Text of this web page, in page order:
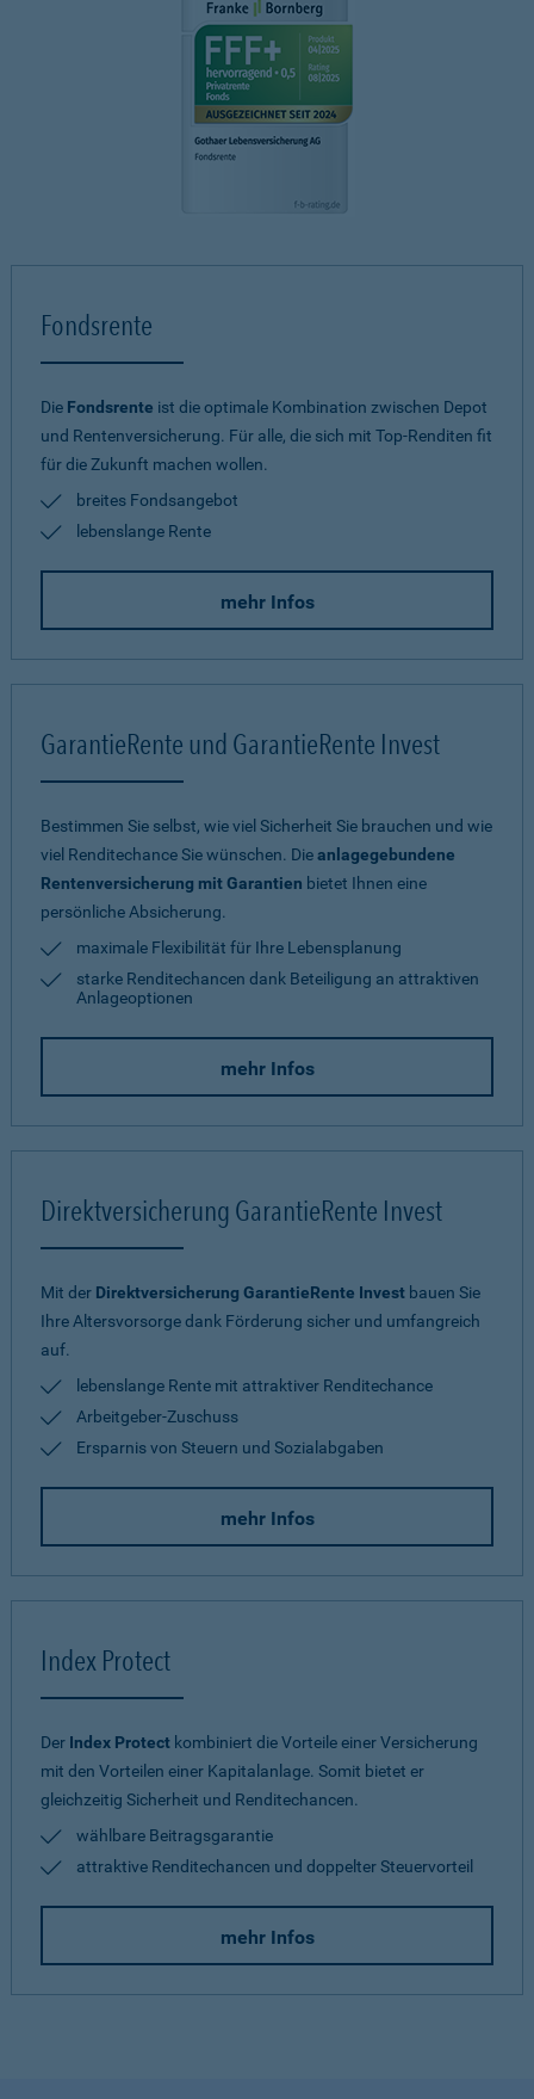
Fondsrente
Die Fondsrente ist die optimale Kombination zwischen Depot
und Rentenversicherung. Für alle, die sich mit Top-Renditen fit
für die Zukunft machen wollen.
breites Fondsangebot
lebenslange Rente
mehr Infos
GarantieRente und GarantieRente Invest
Bestimmen Sie selbst, wie viel Sicherheit Sie brauchen und wie
viel Renditechance Sie wünschen. Dieanlagegebundene
Rentenversicherung mit Garantien bietet Ihnen eine
persönliche Absicherung.
maximale Flexibilität für Ihre Lebensplanung
starke Renditechancen dank Beteiligung an attraktiven
Anlageoptionen
mehr Infos
Direktversicherung GarantieRente Invest
Mit der Direktversicherung GarantieRente Invest bauen Sie
Ihre Altersvorsorge dank Förderung sicher und umfangreich
auf.
lebenslange Rente mit attraktiver Renditechance
Arbeitgeber-Zuschuss
Ersparnis von Steuern und Sozialabgaben
mehr Infos
Index Protect
Der Index Protect kombiniert die Vorteile einer Versicherung
mit den Vorteilen einer Kapitalanlage. Somit bietet er
gleichzeitig Sicherheit und Renditechancen.
wählbare Beitragsgarantie
attraktive Renditechancen und doppelter Steuervorteil
mehr Infos